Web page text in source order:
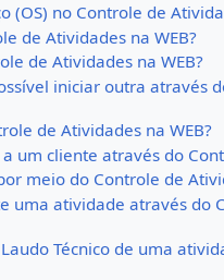
(OS) no Controle de
de Atividades na WEB?
de Atividades na WEB?
iniciar outra através
de Atividades na WEB?
um cliente através do
meio do Controle de
uma atividade através do
Técnico de uma